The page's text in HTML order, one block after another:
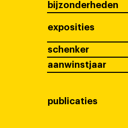
bijzonderheden
exposities
schenker
aanwinstjaar
publicaties